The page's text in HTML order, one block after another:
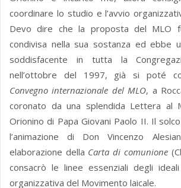
coordinare lo studio e l’avvio
Devo dire che la proposta del MLO
condivisa nella sua sostanza ed ebbe
soddisfacente in tutta la
nell’ottobre del 1997, già si poté
Convegno internazionale del MLO, a
coronato da una splendida Lettera al
Orionino di Papa Giovani Paolo II. Il
l’animazione di Don Vincenzo
elaborazione della Carta di comunione
consacrò le linee essenziali degli
organizzativa del Movimento laicale.